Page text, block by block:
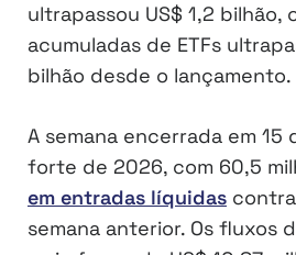
ultrapassou US$ 1,2 bilhão,
acumuladas de ETFs
bilhão desde o lançamento.
A semana encerrada em 15
forte de 2026, com 60,5
em entradas líquidas
semana anterior. Os fluxos